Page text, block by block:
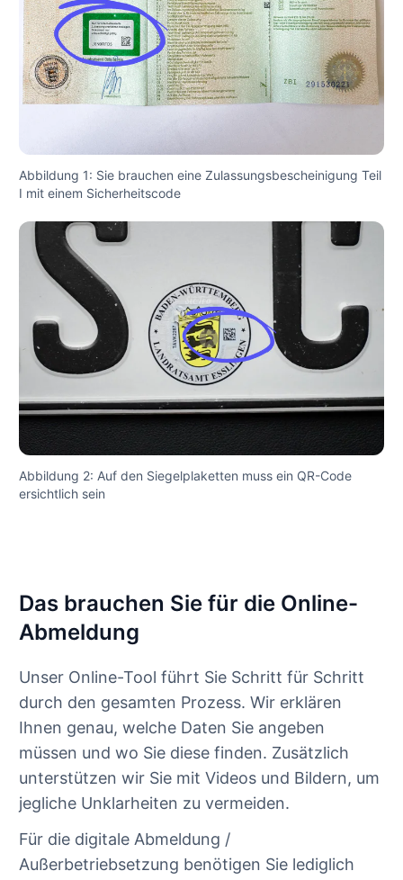
Abbildung 1: Sie brauchen eine Zulassungsbescheinigung Teil
I mit einem Sicherheitscode
Abbildung 2: Auf den Siegelplaketten muss ein QR-Code
ersichtlich sein
Das brauchen Sie für die Online-
Abmeldung
Unser Online-Tool führt Sie Schritt für Schritt
durch den gesamten Prozess. Wir erklären
Ihnen genau, welche Daten Sie angeben
müssen und wo Sie diese finden. Zusätzlich
unterstützen wir Sie mit Videos und Bildern, um
jegliche Unklarheiten zu vermeiden.
Für die digitale Abmeldung /
Außerbetriebsetzung benötigen Sie lediglich